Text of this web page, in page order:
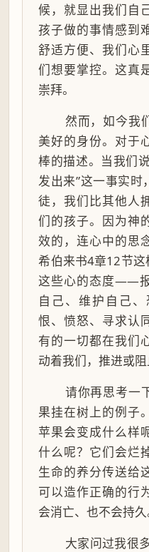
候，就显出我们自
孩子做的事情感到
舒适方便、我们心
们想要掌控。这真
崇拜。
然而，如今我
美好的身份。对于
棒的描述。当我们
发出来”这一事实时
徒，我们比其他人
们的孩子。因为神
效的，连心中的
希伯来书4章12节
这些心的态度——
自己、维护自己
恨、愤怒、寻求
有的一切都在我们
动着我们，推进或阻
请你再思考一
果挂在树上的例子
苹果会变成什么样
什么呢？它们会烂
生命的养分传送给
可以造作正确的行
会消亡、也不会持久
大家问过我很